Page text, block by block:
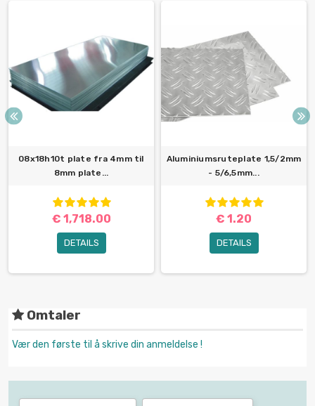
08x18h10t plate fra 4mm til
8mm plate...
€ 1,718.00
DETAILS
Aluminiumsruteplate 1,5/2mm
- 5/6,5mm...
€ 1.20
DETAILS
Omtaler
Vær den første til å skrive din anmeldelse !